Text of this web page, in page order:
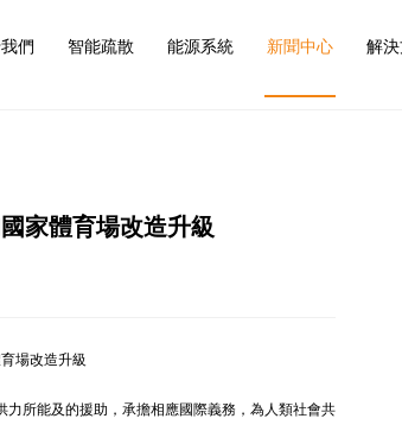
們 智能疏散 能源系統 新聞中心 解
家體育場改造升級
場改造升級
所能及的援助，承擔相應國際義務，為人類社會共